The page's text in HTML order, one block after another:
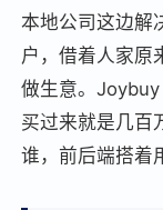
本地公司这边
户，借着人家原
做生意。
买过来就是几百
谁，前后端搭着